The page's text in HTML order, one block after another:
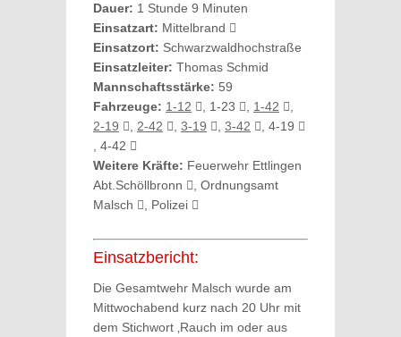
Dauer: 1 Stunde 9 Minuten
Einsatzart: Mittelbrand
Einsatzort: Schwarzwaldhochstraße
Einsatzleiter: Thomas Schmid
Mannschaftsstärke: 59
Fahrzeuge: 1-12 , 1-23 1-42
2-19
2-42 3-19 3-42
, 4-19
, 4-42
Weitere Kräfte: Feuerwehr Ettlingen
Abt.Schöllbronn
, Ordnungsamt
Malsch
, Polizei
Einsatzbericht:
Die Gesamtwehr Malsch wurde am
Mittwochabend kurz nach 20 Uhr mit
dem Stichwort ‚Rauch im oder aus